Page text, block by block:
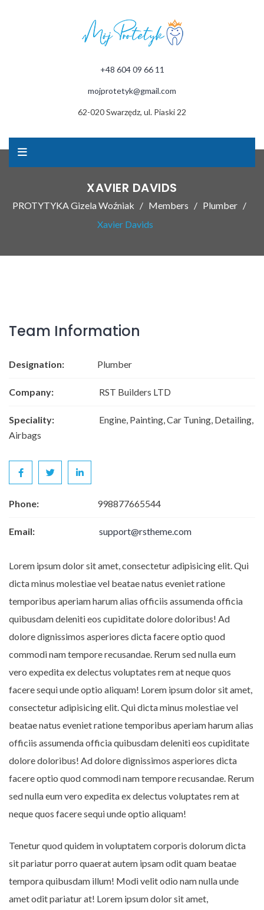
+48 604 09 66 11
mojprotetyk@gmail.com
62-020 Swarzędz, ul. Piaski 22
XAVIER DAVIDS
PROTYTYKA Gizela Woźniak Members
Plumber
Xavier Davids
Team Information
Designation: Plumber
Company: RST Builders LTD
Speciality:
Engine, Painting, Car Tuning, Detailing,
Airbags
Phone: 998877665544
Email: support@rstheme.com
Lorem ipsum dolor sit amet, consectetur adipisicing elit. Qui
dicta minus molestiae vel beatae natus eveniet ratione
temporibus aperiam harum alias officiis assumenda officia
quibusdam deleniti eos cupiditate dolore doloribus! Ad
dolore dignissimos asperiores dicta facere optio quod
commodi nam tempore recusandae. Rerum sed nulla eum
vero expedita ex delectus voluptates rem at neque quos
facere sequi unde optio aliquam! Lorem ipsum dolor sit amet,
consectetur adipisicing elit. Qui dicta minus molestiae vel
beatae natus eveniet ratione temporibus aperiam harum alias
officiis assumenda officia quibusdam deleniti eos cupiditate
dolore doloribus! Ad dolore dignissimos asperiores dicta
facere optio quod commodi nam tempore recusandae. Rerum
sed nulla eum vero expedita ex delectus voluptates rem at
neque quos facere sequi unde optio aliquam!
Tenetur quod quidem in voluptatem corporis dolorum dicta
sit pariatur porro quaerat autem ipsam odit quam beatae
tempora quibusdam illum! Modi velit odio nam nulla unde
amet odit pariatur at! Lorem ipsum dolor sit amet,